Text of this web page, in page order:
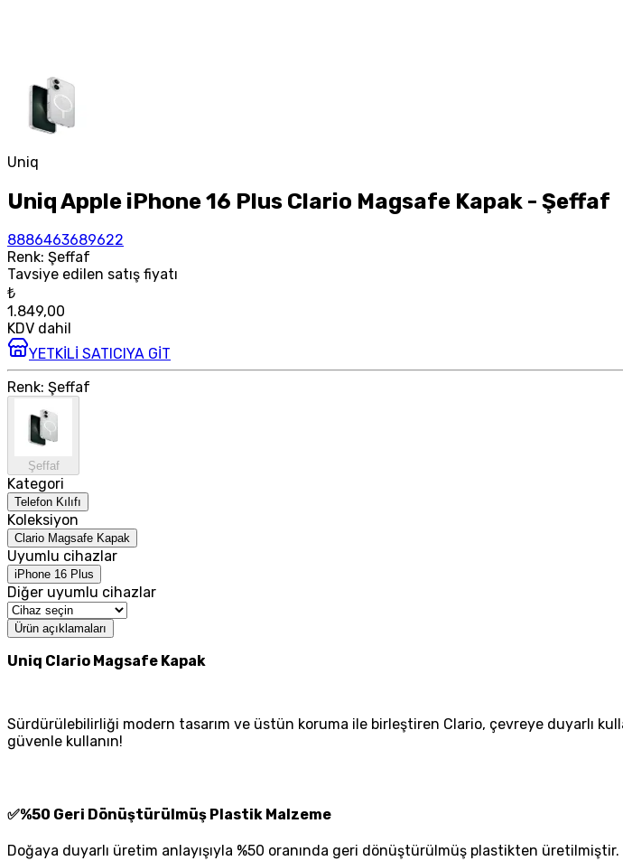
Uniq
Uniq Apple iPhone 16 Plus Clario Magsafe Kapak - Şeffaf
8886463689622
Renk: Şeffaf
Tavsiye edilen satış fiyatı
₺
1.849,00
KDV dahil
YETKİLİ SATICIYA GİT
Renk: Şeffaf
Şeffaf
Kategori
Telefon Kılıfı
Koleksiyon
Clario Magsafe Kapak
Uyumlu cihazlar
iPhone 16 Plus
Diğer uyumlu cihazlar
Ürün açıklamaları
Uniq Clario Magsafe Kapak
Sürdürülebilirliği modern tasarım ve üstün koruma ile birleştiren Clario, çevreye duyarlı
güvenle kullanın!
✅%50 Geri Dönüştürülmüş Plastik Malzeme
Doğaya duyarlı üretim anlayışıyla %50 oranında geri dönüştürülmüş plastikten üretilmiştir.